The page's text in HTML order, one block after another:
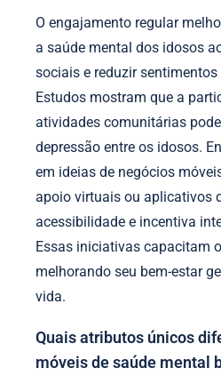
O engajamento regular
a saúde mental dos idosos
sociais e reduzir
Estudos mostram que a
atividades comunitárias
depressão entre os idosos.
em ideias de negócios
apoio virtuais ou aplicativos
acessibilidade e incentiva
Essas iniciativas capacitam
melhorando seu bem-estar
vida.
Quais atributos únicos
móveis de saúde mental